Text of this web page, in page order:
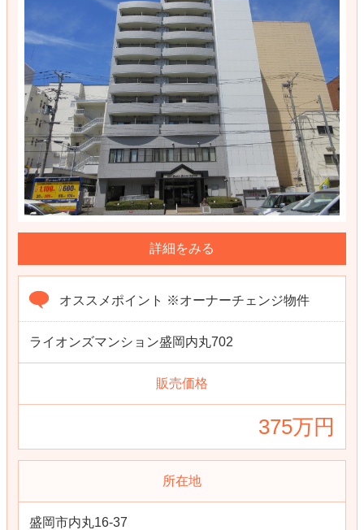
詳細をみる
オススメポイント ※オーナーチェンジ物件
ライオンズマンション盛岡内丸702
販売価格
375万円
所在地
盛岡市内丸16-37